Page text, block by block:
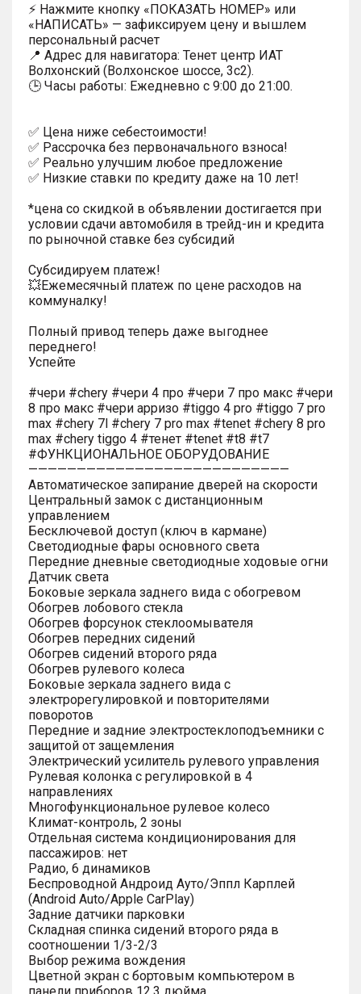
⚡ Нажмите кнопку «ПОКАЗАТЬ НОМЕР» или
«НАПИСАТЬ» — зафиксируем цену и вышлем
персональный расчет
📍 Адрес для навигатора: Тенет центр ИАТ
Волхонский (Волхонское шоссе, 3с2).
🕒 Часы работы: Ежедневно с 9:00 до 21:00.
✅ Цена ниже себестоимости!
✅ Рассрочка без первоначального взноса!
✅ Реально улучшим любое предложение
✅ Низкие ставки по кредиту даже на 10 лет!
*цена со скидкой в объявлении достигается при
условии сдачи автомобиля в трейд-ин и кредита
по рыночной ставке без субсидий
Субсидируем платеж!
💥Ежемесячный платеж по цене расходов на
коммуналку!
Полный привод теперь даже выгоднее
переднего!
Успейте
#чери #chery #чери 4 про #чери 7 про макс #чери
8 про макс #чери арризо #tiggo 4 pro #tiggo 7 pro
max #chery 7l #chery 7 pro max #tenet #chery 8 pro
max #chery tiggo 4 #тенет #tenet #t8 #t7
#ФУНКЦИОНАЛЬНОЕ ОБОРУДОВАНИЕ
———————————————————————————
Автоматическое запирание дверей на скорости
Центральный замок с дистанционным
управлением
Бесключевой доступ (ключ в кармане)
Светодиодные фары основного света
Передние дневные светодиодные ходовые огни
Датчик света
Боковые зеркала заднего вида с обогревом
Обогрев лобового стекла
Обогрев форсунок стеклоомывателя
Обогрев передних сидений
Обогрев сидений второго ряда
Обогрев рулевого колеса
Боковые зеркала заднего вида с
электрорегулировкой и повторителями
поворотов
Передние и задние электростеклоподъемники с
защитой от защемления
Электрический усилитель рулевого управления
Рулевая колонка с регулировкой в 4
направлениях
Многофункциональное рулевое колесо
Климат-контроль, 2 зоны
Отдельная система кондиционирования для
пассажиров: нет
Радио, 6 динамиков
Беспроводной Андроид Ауто/Эппл Карплей
(Android Auto/Apple CarPlay)
Задние датчики парковки
Складная спинка сидений второго ряда в
соотношении 1/3-2/3
Выбор режима вождения
Цветной экран с бортовым компьютером в
панели приборов 12.3 дюйма